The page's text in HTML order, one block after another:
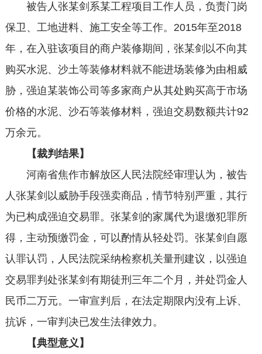
被告人张某剑系某工程项目工作人员，负责门岗
保卫、工地进料、施工安全等工作。2015年至2018
年，在入驻该项目的商户装修期间，张某剑以不向其
购买水泥、沙土等装修材料就不能进场装修为由相威
胁，强迫某装饰公司等多家商户从其处购买高于市场
价格的水泥、沙石等装修材料，强迫交易数额共计92
万余元。
【裁判结果】
河南省焦作市解放区人民法院经审理认为，被告
人张某剑以威胁手段强卖商品，情节特别严重，其行
为已构成强迫交易罪。张某剑的家属代为退缴犯罪所
得，主动预缴罚金，可以酌情从轻处罚。张某剑自愿
认罪认罚，人民法院采纳检察机关量刑建议，以强迫
交易罪判处张某剑有期徒刑三年二个月，并处罚金人
民币二万元。一审宣判后，在法定期限内没有上诉、
抗诉，一审判决已发生法律效力。
【典型意义】